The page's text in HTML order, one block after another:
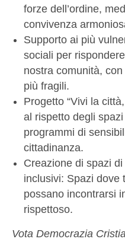
forze dell’ordine,
convivenza
Supporto ai più
sociali per
nostra comunità,
più fragili.
Progetto “Vivi la
al rispetto degli
programmi di
cittadinanza.
Creazione di spazi
inclusivi: Spazi dove
possano incontrarsi
rispettoso.
Vota Democrazia